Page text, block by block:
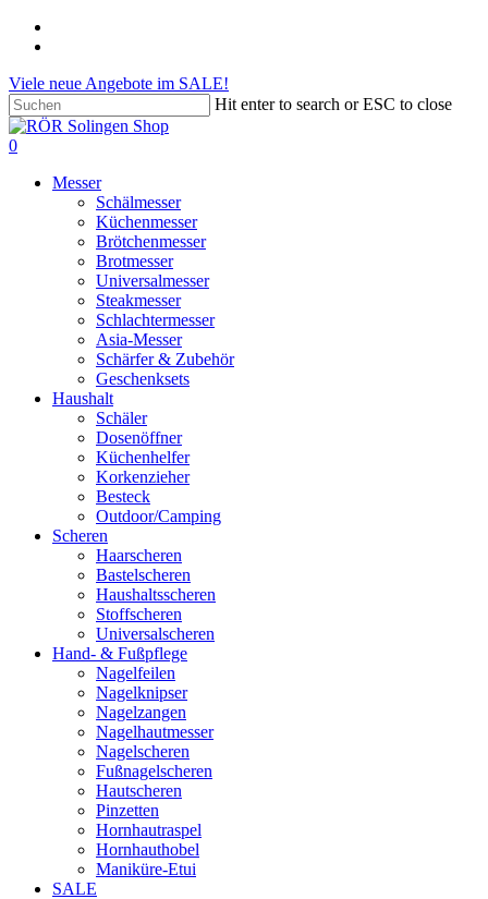
Skip
content
Viele neue Angebote im SALE!
Hit enter to search or ESC to close
Close
Search
search
account
0
Messer
Schälmesser
Küchenmesser
Brötchenmesser
Brotmesser
Universalmesser
Steakmesser
Schlachtermesser
Asia-Messer
Schärfer & Zubehör
Geschenksets
Haushalt
Schäler
Dosenöffner
Küchenhelfer
Korkenzieher
Besteck
Outdoor/Camping
Scheren
Haarscheren
Bastelscheren
Haushaltsscheren
Stoffscheren
Universalscheren
Hand- & Fußpflege
Nagelfeilen
Nagelknipser
Nagelzangen
Nagelhautmesser
Nagelscheren
Fußnagelscheren
Hautscheren
Pinzetten
Hornhautraspel
Hornhauthobel
Maniküre-Etui
SALE